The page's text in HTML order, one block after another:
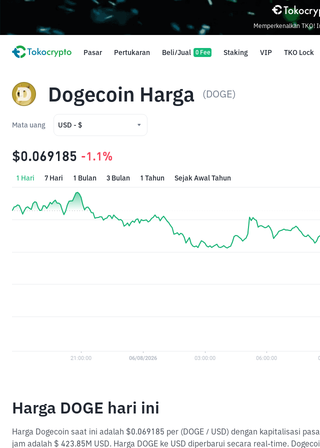
Pasar Pertukaran Beli/Jual 0 Fee Staking VIP TKO Lock
Memperkenalkan TKO!
Dogecoin Harga (DOGE)
Mata uang USD - $
IDR - Rp
$0.069185 -1.1%
1 Hari 7 Hari 1 Bulan 3 Bulan 1 Tahun Sejak Awal Tahun
Harga DOGE hari ini
Harga Dogecoin saat ini adalah $0.069185 per (DOGE / USD) dengan kapitalisasi
jam adalah $ 423.85M USD. Harga DOGE ke USD diperbarui secara real-time.